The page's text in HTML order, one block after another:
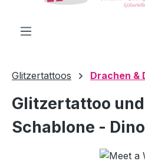
Glitzertattoos Drachen &
Glitzertattoo
Schablone - Dino